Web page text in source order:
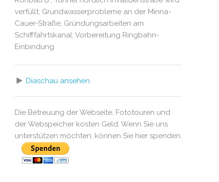
verfüllt; Grundwasserprobleme an der Minna-
Cauer-Straße; Gründungsarbeiten am
Schifffahrtskanal; Vorbereitung Ringbahn-
Einbindung
Diaschau ansehen
Die Betreuung der Webseite, Fototouren und
der Webspeicher kosten Geld. Wenn Sie uns
unterstützen möchten, können Sie hier spenden.